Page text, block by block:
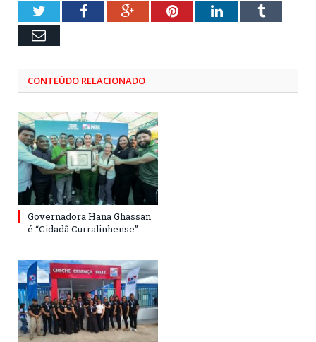
TwitterFacebookGoogle+PinterestLinkedInTumblr
Email
CONTEÚDO RELACIONADO
Governadora Hana Ghassan
é “Cidadã Curralinhense”